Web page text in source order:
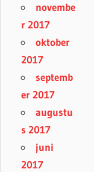
novembe
r 2017
oktober
2017
septemb
er 2017
augustu
s 2017
juni
2017